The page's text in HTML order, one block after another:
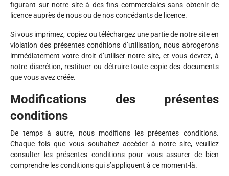
figurant sur notre site à des fins commerciales sans obtenir de
licence auprès de nous ou de nos concédants de licence.
Si vous imprimez, copiez ou téléchargez une partie de notre site en
violation des présentes conditions d’utilisation, nous abrogerons
immédiatement votre droit d’utiliser notre site, et vous devrez, à
notre discrétion, restituer ou détruire toute copie des documents
que vous avez créée.
Modifications des présentes
conditions
De temps à autre, nous modifions les présentes conditions.
Chaque fois que vous souhaitez accéder à notre site, veuillez
consulter les présentes conditions pour vous assurer de bien
comprendre les conditions qui s’appliquent à ce moment-là.